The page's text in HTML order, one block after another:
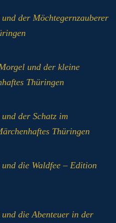
der Möchtegernzauberer
und der kleine
Thüringen
der Schatz im
Thüringen
die Waldfee – Edition
die Abenteuer in der